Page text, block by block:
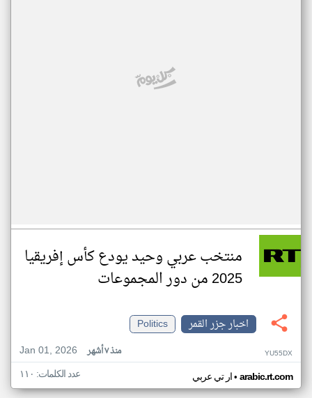
منتخب عربي وحيد يودع كأس إفريقيا
2025 من دور المجموعات
اخبار جزر القمر
Politics
Jan 01, 2026
منذ ٧ أشهر YU55DX
ار تي عربي• arabic.rt.com عدد الكلمات: ١١٠